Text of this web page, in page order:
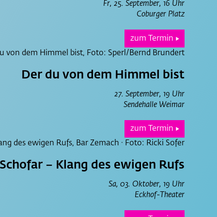
Fr, 25. September, 16 Uhr
Coburger Platz
zum Termin ▶
Der du von dem Himmel bist
27. September, 19 Uhr
Sendehalle Weimar
zum Termin ▶
– Klang des ewigen Rufs
Sa, 03. Oktober, 19 Uhr
Eckhof-Theater